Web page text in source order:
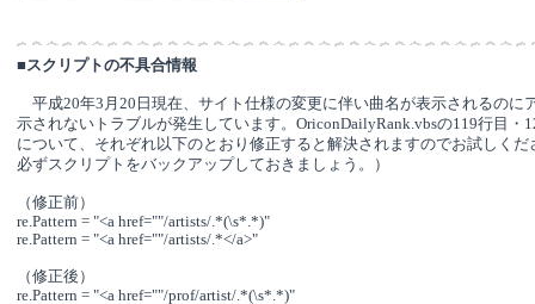
■スクリプトの不具合情報
平成20年3月20日現在、サイト仕様の変更に伴い曲名が表示されるのに
示されないトラブルが発生しています。OriconDailyRank.vbsの119行目・
について、それぞれ以下のとおり修正すると解決されますのでお試しくだ
必ずスクリプトをバックアップしておきましょう。）
（修正前）
re.Pattern = "<a href=""/artists/.*(\s*.*)"
re.Pattern = "<a href=""/artists/.*</a>"
（修正後）
re.Pattern = "<a href=""/prof/artist/.*(\s*.*)"